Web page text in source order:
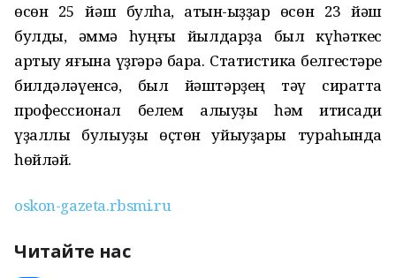
өсөн 25 йәш булһа, ҡатын-ҡыҙҙар өсөн 23 йәш
булды, әммә һуңғы йылдарҙа был күһәткес
артыу яғына үҙгәрә бара. Статистика белгестәре
билдәләүенсә, был йәштәрҙең тәү сиратта
профессионал белем алыуҙы һәм иҡтисади
үҙаллы булыуҙы өҫтөн ҡуйыуҙары тураһында
һөйләй.
oskon-gazeta.rbsmi.ru
Читайте нас